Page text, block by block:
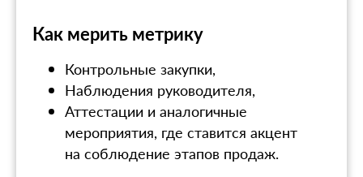
Как мерить метрику
Контрольные закупки,
Наблюдения руководителя,
Аттестации и аналогичные
мероприятия, где ставится акцент
на соблюдение этапов продаж.